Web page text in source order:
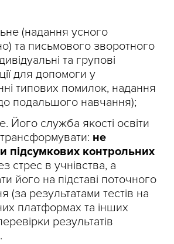
(надання усного
та письмового зворотного
та групові
для допомоги у
типових помилок, надання
подальшого навчання);
Його служба якості освіти
не
підсумкових контрольних
стрес в учнівства, а
його на підставі поточного
(за результатами тестів на
платформах та інших
результатів